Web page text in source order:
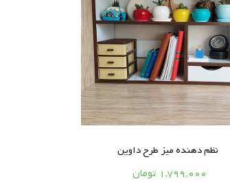
نظم دهنده میز طرح داوین


1,799,000 تومان